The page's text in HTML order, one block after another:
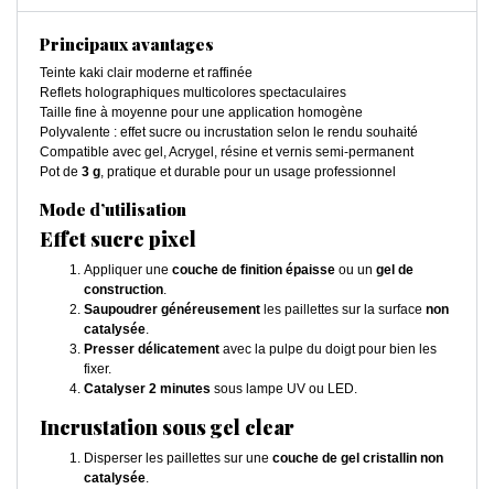
Principaux avantages
Teinte kaki clair moderne et raffinée
Reflets holographiques multicolores spectaculaires
Taille fine à moyenne pour une application homogène
Polyvalente : effet sucre ou incrustation selon le rendu souhaité
Compatible avec gel, Acrygel, résine et vernis semi-permanent
Pot de 3 g, pratique et durable pour un usage professionnel
Mode d’utilisation
Effet sucre pixel
Appliquer une couche de finition épaisse ou un gel de
construction.
Saupoudrer généreusement les paillettes sur la surface non
catalysée.
Presser délicatement avec la pulpe du doigt pour bien les
fixer.
Catalyser 2 minutes sous lampe UV ou LED.
Incrustation sous gel clear
Disperser les paillettes sur une couche de gel cristallin non
catalysée.